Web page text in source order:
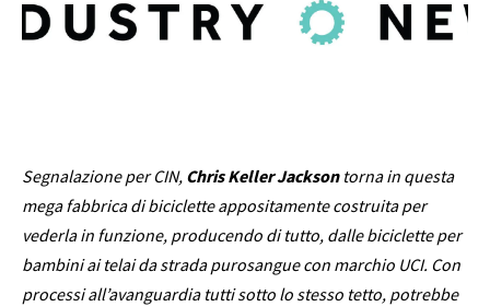
Segnalazione per CIN, Chris Keller Jacksontorna in questa
mega fabbrica di biciclette appositamente costruita per
vederla in funzione, producendo di tutto, dalle biciclette per
bambini ai telai da strada purosangue con marchio UCI. Con
processi all’avanguardia tutti sotto lo stesso tetto, potrebbe